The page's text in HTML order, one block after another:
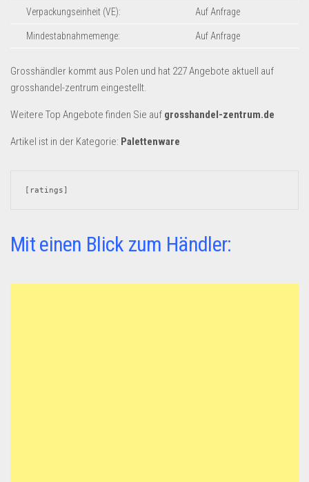
eBay Restposten kaufen
Dropshipping-Produkte
Grosshandel
Amazon
Lidl
Anmelden
Verpackungseinheit (VE): Auf Anfrage
Mindestabnahmemenge: Auf Anfrage
Grosshändler kommt aus Polen und hat 227 Angebote aktuell auf
grosshandel-zentrum eingestellt.
Weitere Top Angebote finden Sie auf grosshandel-zentrum.de
Artikel ist in der Kategorie: Palettenware
[ratings]
Mit einen Blick zum Händler: